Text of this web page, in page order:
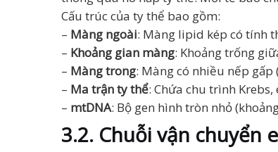
Cấu trúc của ty thể bao gồm:
– Màng ngoài: Màng lipid kép có tính
– Khoảng gian màng: Khoảng trống
– Màng trong: Màng có nhiều nếp
– Ma trận ty thể: Chứa chu trình
– mtDNA: Bộ gen hình tròn nhỏ
3.2. Chuỗi vận chuyển